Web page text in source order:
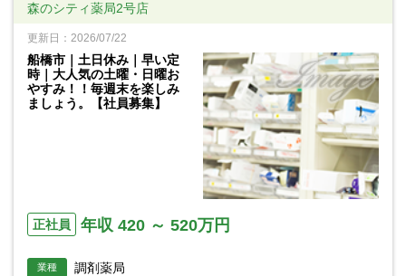
森のシティ薬局2号店
更新日：2026/07/22
船橋市｜土日休み｜早い定
時｜大人気の土曜・日曜お
やすみ！！毎週末を楽しみ
ましょう。【社員募集】
正社員 年収 420 ～ 520万円
業種 調剤薬局